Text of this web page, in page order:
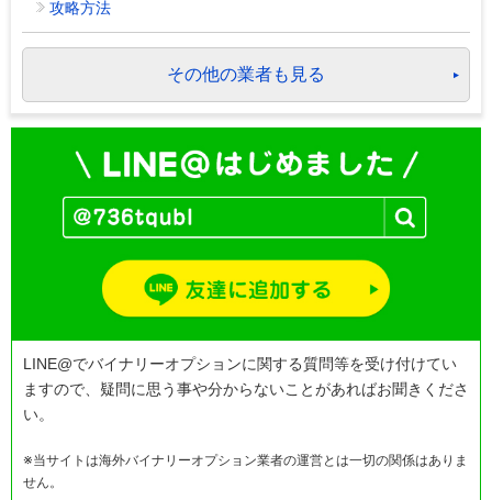
攻略方法
その他の業者も見る
LINE@でバイナリーオプションに関する質問等を受け付けてい
ますので、疑問に思う事や分からないことがあればお聞きくださ
い。
※当サイトは海外バイナリーオプション業者の運営とは一切の関係はありま
せん。